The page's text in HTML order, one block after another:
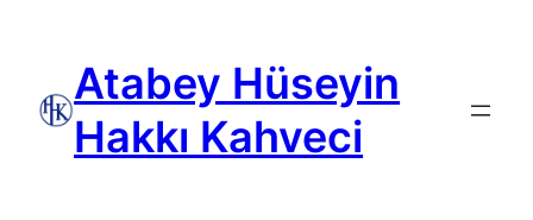
Atabey Hüseyin
Hakkı Kahveci